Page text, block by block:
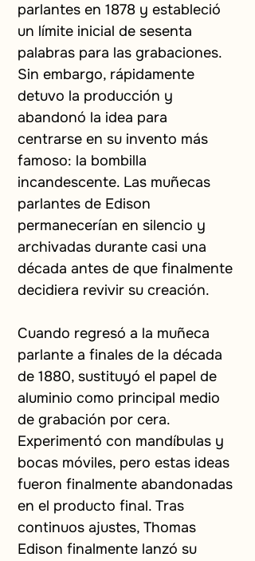
parlantes en 1878 y estableció
un límite inicial de sesenta
palabras para las grabaciones.
Sin embargo, rápidamente
detuvo la producción y
abandonó la idea para
centrarse en su invento más
famoso: la bombilla
incandescente. Las muñecas
parlantes de Edison
permanecerían en silencio y
archivadas durante casi una
década antes de que finalmente
decidiera revivir su creación.
Cuando regresó a la muñeca
parlante a finales de la década
de 1880, sustituyó el papel de
aluminio como principal medio
de grabación por cera.
Experimentó con mandíbulas y
bocas móviles, pero estas ideas
fueron finalmente abandonadas
en el producto final. Tras
continuos ajustes, Thomas
Edison finalmente lanzó su